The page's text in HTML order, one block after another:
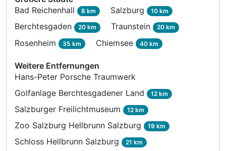
Bad Reichenhall 8 km Salzburg 10 km
Berchtesgaden 20 km Traunstein 20 km
Rosenheim 35 km Chiemsee 40 km
Weitere Entfernungen
Hans-Peter Porsche Traumwerk
Golfanlage Berchtesgadener Land 12 km
Salzburger Freilichtmuseum 12 km
Zoo Salzburg Hellbrunn Salzburg 19 km
Schloss Hellbrunn Salzburg 21 km